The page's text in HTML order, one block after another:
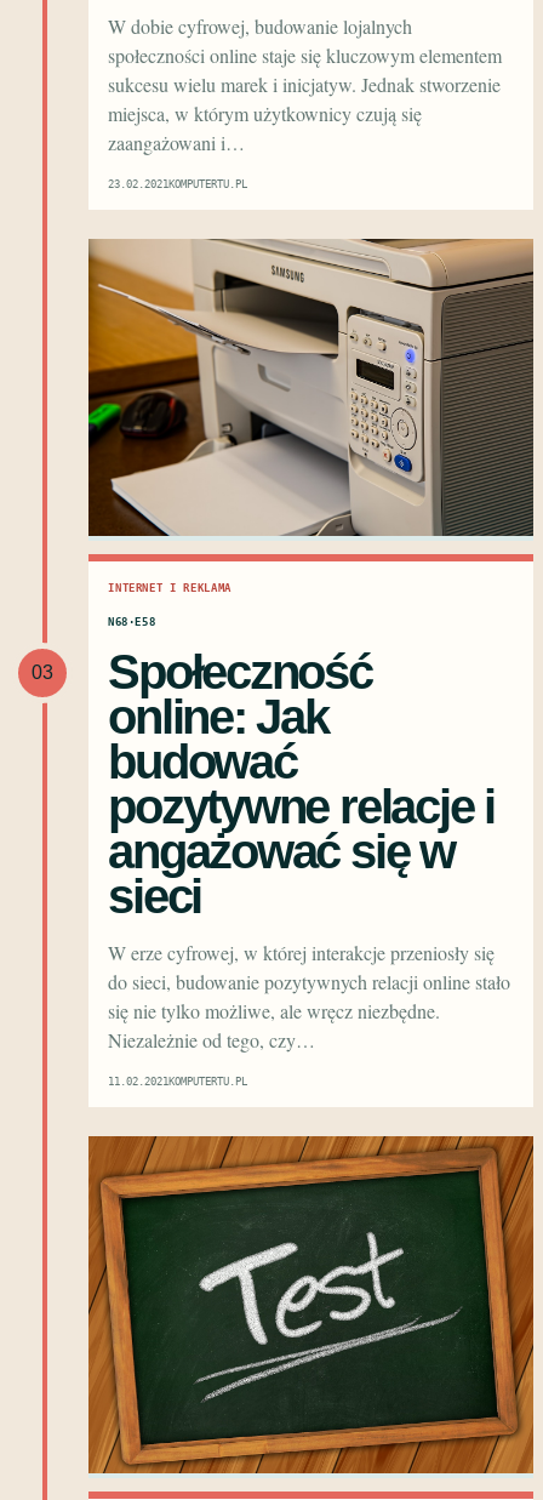
W dobie cyfrowej, budowanie lojalnych
społeczności online staje się kluczowym elementem
sukcesu wielu marek i inicjatyw. Jednak stworzenie
miejsca, w którym użytkownicy czują się
zaangażowani i…
23.02.2021KOMPUTERTU.PL
03
INTERNET I REKLAMA
N68·E58
Społeczność
online: Jak
budować
pozytywne relacje i
angażować się w
sieci
W erze cyfrowej, w której interakcje przeniosły się
do sieci, budowanie pozytywnych relacji online stało
się nie tylko możliwe, ale wręcz niezbędne.
Niezależnie od tego, czy…
11.02.2021KOMPUTERTU.PL